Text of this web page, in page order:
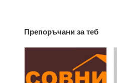
Препоръчани за теб